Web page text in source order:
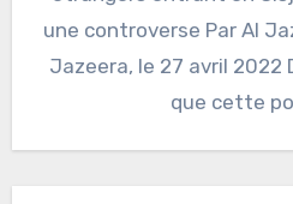
une controverse Par Al
Jazeera, le 27 avril 2022
que cette